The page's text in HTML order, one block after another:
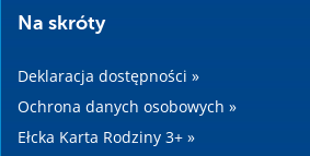
Na skróty
Deklaracja dostępności »
Ochrona danych osobowych »
Ełcka Karta Rodziny 3+ »